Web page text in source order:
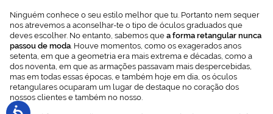
Ninguém conhece o seu estilo melhor que tu. Portanto nem sequer
nos atrevemos a aconselhar-te o tipo de óculos graduados que
deves escolher. No entanto, sabemos que a forma retangular nunca
passou de moda . Houve momentos, como os exagerados anos
setenta, em que a geometria era mais extrema e décadas, como a
dos noventa, em que as armações passavam mais despercebidas,
mas em todas essas épocas, e também hoje em dia, os óculos
retangulares ocuparam um lugar de destaque no coração dos
nossos clientes e também no nosso.